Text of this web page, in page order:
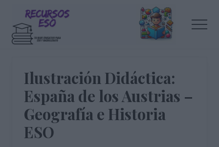
contenido
principal
barra
educación
Ilustración Didáctica:
España de los Austrias –
Geografía e Historia
ESO